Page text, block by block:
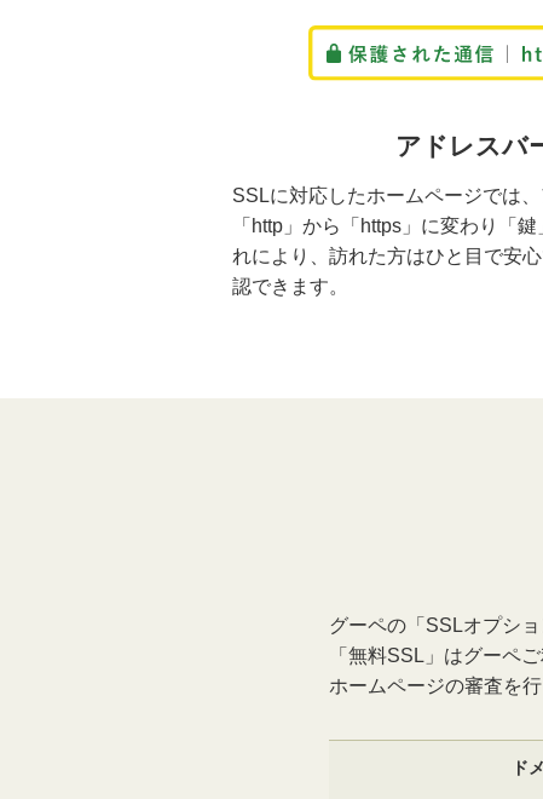
アドレスバ
SSLに対応したホームページでは
「http」から「https」に変わり「
れにより、訪れた方はひと目で安
認できます。
グーペの「SSLオプシ
「無料SSL」はグーペ
ホームページの審査を
ド